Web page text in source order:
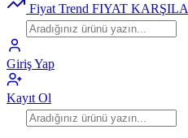
Fiyat Trend FIYAT
Giriş Yap
Kayıt Ol